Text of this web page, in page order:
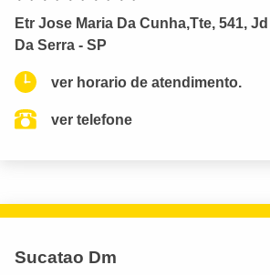
Etr Jose Maria Da Cunha,Tte, 541,
Da Serra - SP
ver horario de atendimento.
ver telefone
Sucatao Dm